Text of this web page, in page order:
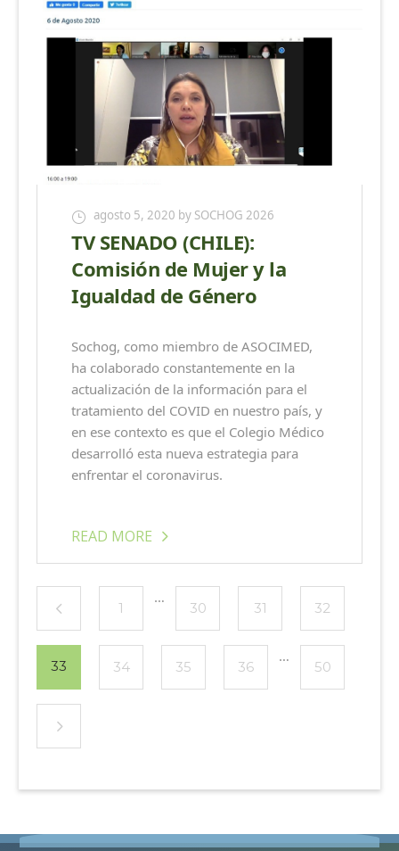
agosto 5, 2020 by SOCHOG 2026
TV SENADO (CHILE):
Comisión de Mujer y la
Igualdad de Género
Sochog, como miembro de ASOCIMED,
ha colaborado constantemente en la
actualización de la información para el
tratamiento del COVID en nuestro país, y
en ese contexto es que el Colegio Médico
desarrolló esta nueva estrategia para
enfrentar el coronavirus.
READ MORE
1
…
30 31 32
33 34 35 36
…
50